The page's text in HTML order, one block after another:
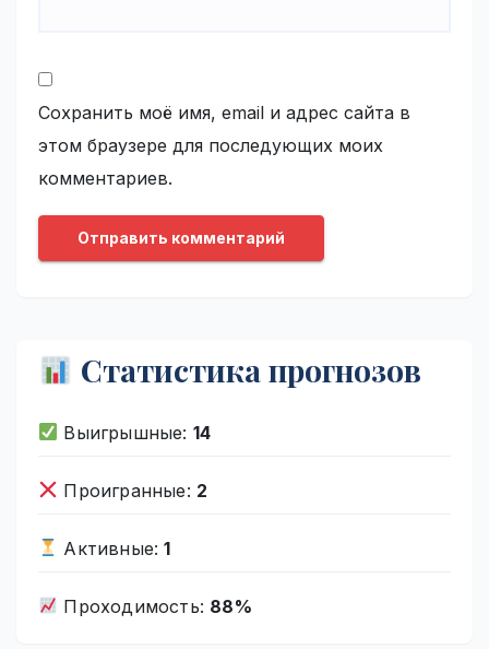
Сохранить моё имя, email и адрес сайта в
этом браузере для последующих моих
комментариев.
Статистика прогнозов
Выигрышные: 14
Проигранные: 2
Активные:1
Проходимость: 88%